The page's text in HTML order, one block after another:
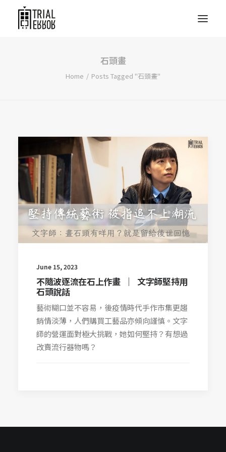
石頭畫
Home Posts Tagged "石頭畫"
June 15, 2023
不隨波逐流在石上作畫 ︳文字師堅持用
石頭說話
藝術糊口並不容易，後疫情時代手作市集更趨
銷情淡薄，人們購買工藝品亦傾向謹慎。文字
師的營運面對極大挑戰，她如何堅持？有想過
改賣流行器物嗎？